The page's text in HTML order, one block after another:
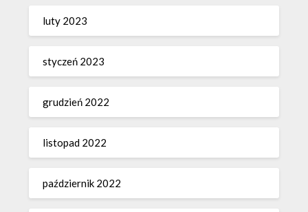
luty 2023
styczeń 2023
grudzień 2022
listopad 2022
październik 2022